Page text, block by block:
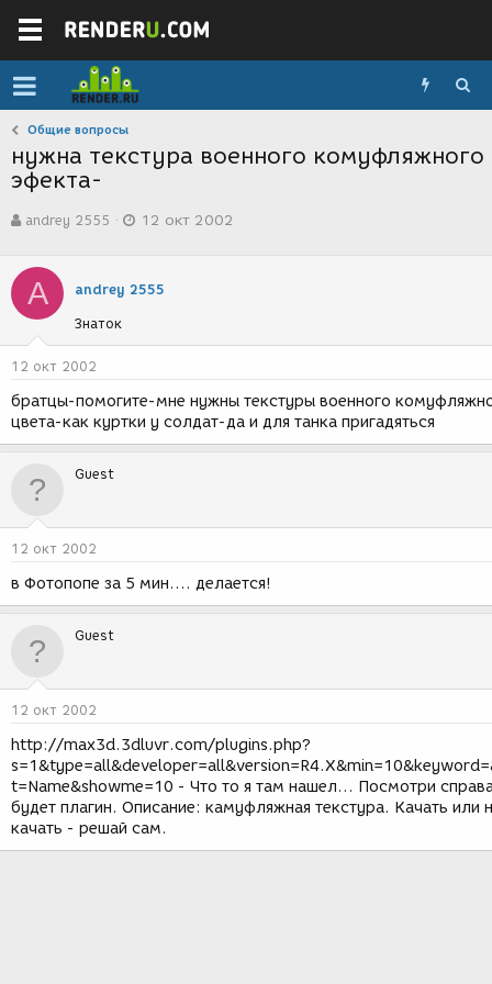
Общие вопросы
нужна текстура военного комуфляжного
эфекта-
в
о
р
т
е
м
ы
andrey 2555
а
с
д
и
я
12 окт 2002
A andrey 2555
Знаток
12 окт 2002
братцы-помогите-мне нужны текстуры военного
цвета-как куртки у солдат-да и для танка пригадяться
Guest
12 окт 2002
в Фотопопе за 5 мин.... делается!
Guest
12 окт 2002
http://max3d.3dluvr.com/plugins.php?
t=Name&showme=10 - Что то я там нашел... Посмотри
будет плагин. Описание: камуфляжная текстура. Качать или
качать - решай сам.